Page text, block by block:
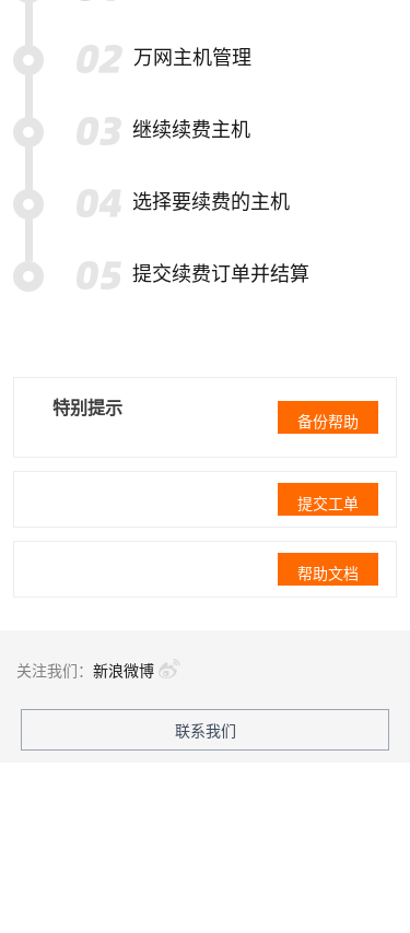
万网主机管理
继续续费主机
选择要续费的主机
提交续费订单并结算
特别提示
备份帮助
提交工单
帮助文档